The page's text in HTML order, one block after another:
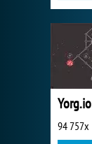
Yorg.io
94 757x